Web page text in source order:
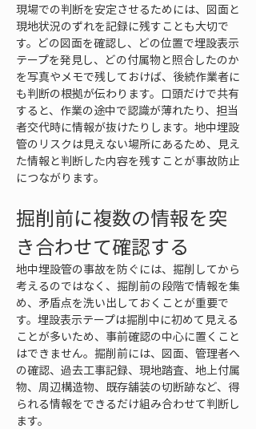
現場での判断を安定させるためには、図面と
現地状況のずれを記録に残すことも大切で
す。どの図面を確認し、どの位置で埋設表示
テープを発見し、どの付属物と照合したのか
を写真やメモで残しておけば、後続作業者に
も判断の根拠が伝わります。口頭だけで共有
すると、作業の途中で認識が薄れたり、担当
者交代時に情報が抜けたりします。地中埋設
管のリスクは見えない場所にあるため、見え
た情報と判断した内容を残すことが事故防止
につながります。
掘削前に複数の情報を突
き合わせて確認する
地中埋設管の事故を防ぐには、掘削してから
考えるのではなく、掘削前の段階で情報を集
め、矛盾点を洗い出しておくことが重要で
す。埋設表示テープは掘削中に初めて見える
ことが多いため、事前確認の中心に置くこと
はできません。掘削前には、図面、管理者へ
の確認、過去工事記録、現地踏査、地上付属
物、周辺構造物、既存舗装の切断跡など、得
られる情報をできるだけ組み合わせて判断し
ます。